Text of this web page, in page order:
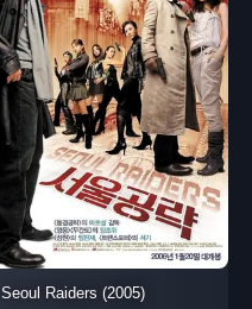
Seoul Raiders (2005)